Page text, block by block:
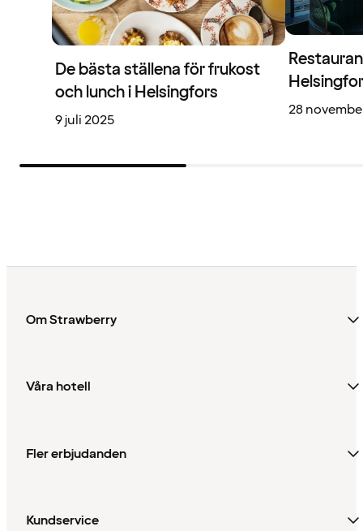
De bästa ställena för frukost
och lunch i Helsingfors
9 juli 2025
28
Om Strawberry
Våra hotell
Fler erbjudanden
Kundservice